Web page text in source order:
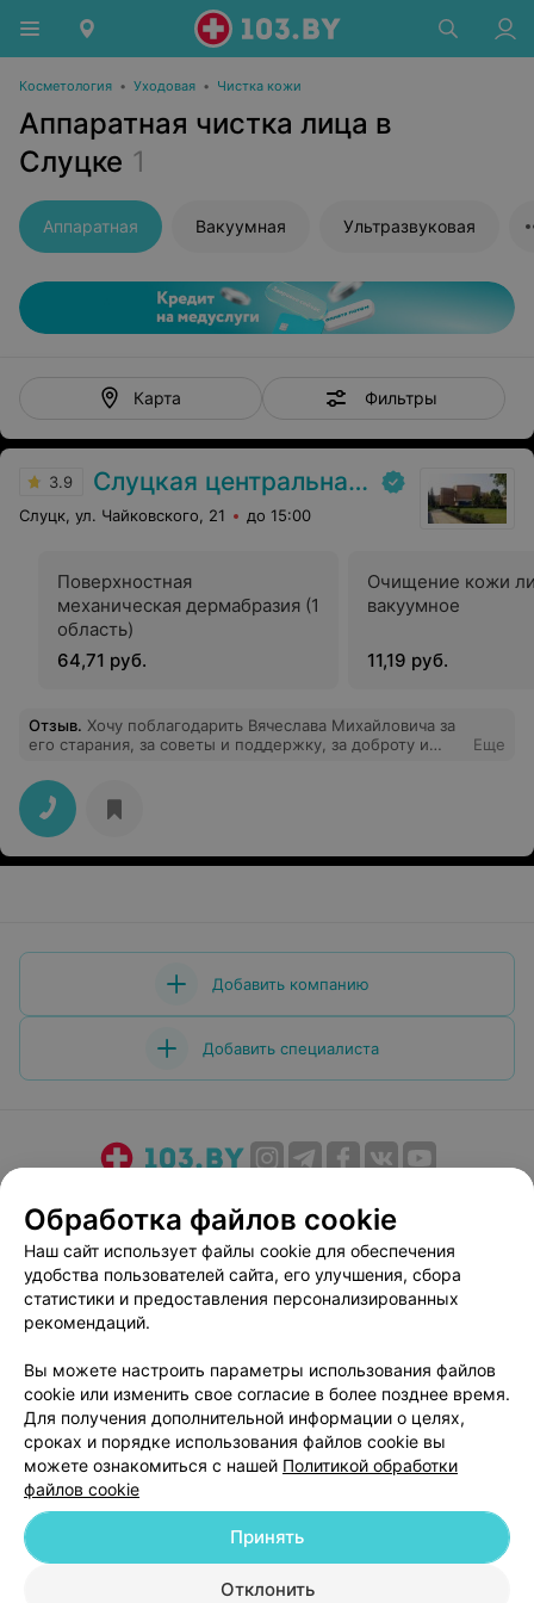
Косметология • Уходовая • Чистка кожи
Аппаратная чистка лица в
Слуцке 1
Аппаратная Вакуумная Ультразвуковая
Карта Фильтры
3.9 Слуцкая центральная районная больница
Слуцк, ул. Чайковского, 21 до 15:00
Поверхностная
механическая дермабразия (1
область)
64,71 руб.
Очищение кожи
вакуумное
11,19 руб.
Отзыв. Хочу поблагодарить Вячеслава Михайловича за
его старания, за советы и поддержку, за доброту и
навыки. Вы – врач выдающийся, и я желаю вам
продолжать помогать людям, день за днем побеждая
серьезные проблемы, и получать заслуженное
уважение от благодарных пациентов.
Еще
Добавить компанию
Добавить специалиста
Медицинский маркетинг
Публичный договор
Пользовательское соглашение
Способы оплаты
Вакансии
Партнеры
Написать руководителю 103.by
Персональные настройки cookie
Обработка персональных данных
© 2026 ООО «Артокс Лаб», УНП 191700409| 220012, Республика Беларусь,
Обработка файлов cookie
Наш сайт использует файлы cookie для обеспечения
удобства пользователей сайта, его улучшения, сбора
статистики и предоставления персонализированных
рекомендаций.
Вы можете настроить параметры использования файлов
cookie или изменить свое согласие в более позднее время.
Для получения дополнительной информации о целях,
сроках и порядке использования файлов cookie вы
можете ознакомиться с нашей Политикой обработки
файлов cookie
Отклонить
Принять